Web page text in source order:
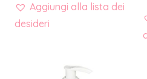
Aggiungi alla lista dei
desideri